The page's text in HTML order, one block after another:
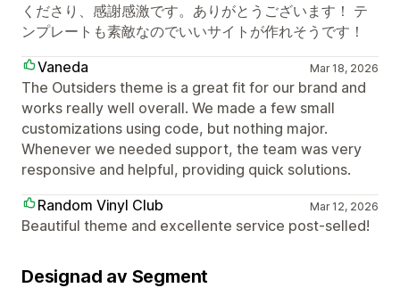
くださり、感謝感激です。ありがとうございます！ テ
ンプレートも素敵なのでいいサイトが作れそうです！
Vaneda
Mar 18, 2026
The Outsiders theme is a great fit for our brand and
works really well overall. We made a few small
customizations using code, but nothing major.
Whenever we needed support, the team was very
responsive and helpful, providing quick solutions.
Random Vinyl Club
Mar 12, 2026
Beautiful theme and excellente service post-selled!
Designad av Segment